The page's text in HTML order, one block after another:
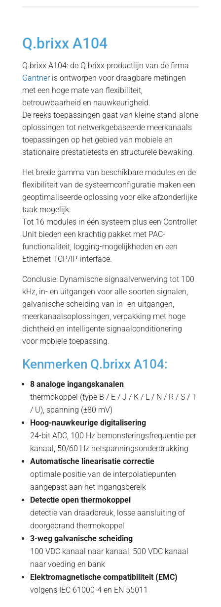
Q.brixx A104
Q.brixx A104: de Q.brixx productlijn van de firma
Gantneris ontworpen voor draagbare metingen
met een hoge mate van flexibiliteit,
betrouwbaarheid en nauwkeurigheid.
De reeks toepassingen gaat van kleine stand-alone
oplossingen tot netwerkgebaseerde meerkanaals
toepassingen op het gebied van mobiele en
stationaire prestatietests en structurele bewaking.
Het brede gamma van beschikbare modules en de
flexibiliteit van de systeemconfiguratie maken een
geoptimaliseerde oplossing voor elke afzonderlijke
taak mogelijk.
Tot 16 modules in één systeem plus een Controller
Unit bieden een krachtig pakket met PAC-
functionaliteit, logging-mogelijkheden en een
Ethernet TCP/IP-interface.
Conclusie: Dynamische signaalverwerving tot 100
kHz, in- en uitgangen voor alle soorten signalen,
galvanische scheiding van in- en uitgangen,
meerkanaalsoplossingen, verpakking met hoge
dichtheid en intelligente signaalconditionering
voor mobiele toepassing.
Kenmerken Q.brixx A104:
8 analoge ingangskanalen
thermokoppel (type B / E / J / K / L / N / R / S / T
/ U), spanning (±80 mV)
Hoog-nauwkeurige digitalisering
24-bit ADC, 100 Hz bemonsteringsfrequentie per
kanaal, 50/60 Hz netspanningsonderdrukking
Automatische linearisatie correctie
optimale positie van de interpolatiepunten
aangepast aan het ingangsbereik
Detectie open thermokoppel
detectie van draadbreuk, losse aansluiting of
doorgebrand thermokoppel
3-weg galvanische scheiding
100 VDC kanaal naar kanaal, 500 VDC kanaal
naar voeding en bank
Elektromagnetische compatibiliteit (EMC)
volgens IEC 61000-4 en EN 55011